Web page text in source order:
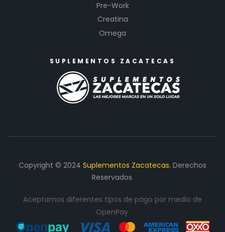
Pre-Work
Creatina
Omega
SUPLEMENTOS ZACATECAS
Copyright © 2024 Suplementos Zacatecas. Derechos
Reservados.
Aceptamos diferentes tipos de pago por medio de
OpenPay.